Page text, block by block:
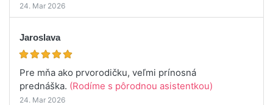
24. Mar 2026
Jaroslava
Pre mňa ako prvorodičku, veľmi prínosná
prednáška. (Rodíme s pôrodnou asistentkou)
24. Mar 2026